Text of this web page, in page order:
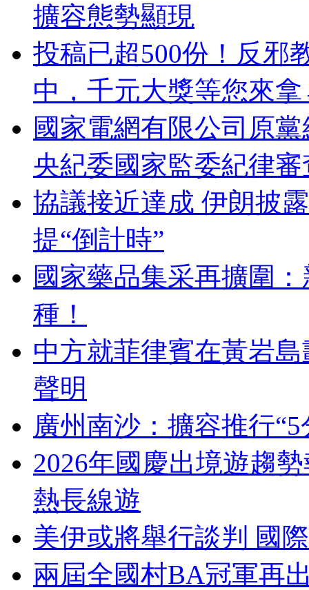
擴容態勢顯現
投稿已超500份！反邪
中，千元大獎等您來
國家電網有限公司原
央紀委國家監委紀律
協議接近達成 伊朗披
提“倒計時”
國家藥品集采再擴圍
種！
中方就菲律賓在黃岩
聲明
廣州南沙：擴容推行
2026年國慶出境遊趨
熱長線遊
美伊或將舉行談判 國
兩屆全國村BA冠軍再